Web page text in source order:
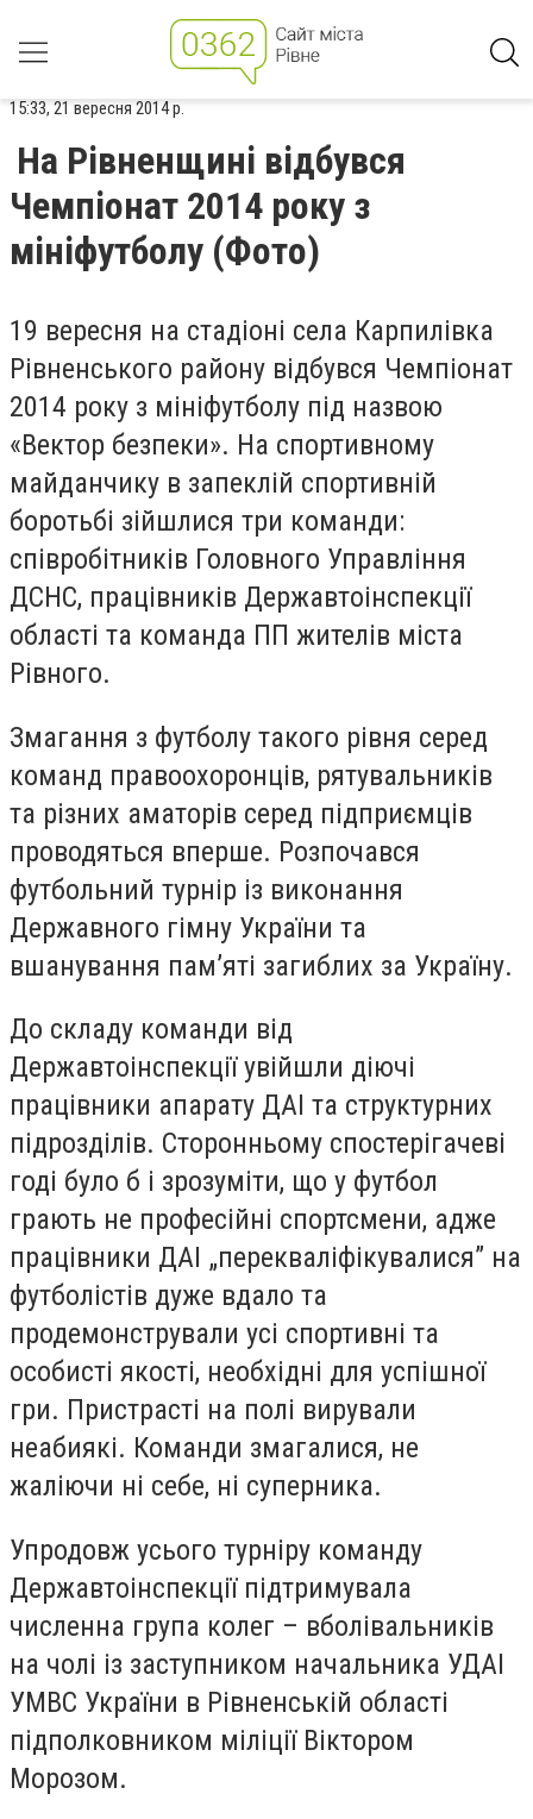
15:33, 21 вересня 2014 р.
На Рівненщині відбувся
Чемпіонат 2014 року з
мініфутболу (Фото)
19 вересня на стадіоні села Карпилівка
Рівненського району відбувся Чемпіонат
2014 року з мініфутболу під назвою
«Вектор безпеки». На спортивному
майданчику в запеклій спортивній
боротьбі зійшлися три команди:
співробітників Головного Управління
ДСНС, працівників Державтоінспекції
області та команда ПП жителів міста
Рівного.
Змагання з футболу такого рівня серед
команд правоохоронців, рятувальників
та різних аматорів серед підприємців
проводяться вперше. Розпочався
футбольний турнір із виконання
Державного гімну України та
вшанування пам’яті загиблих за Україну.
До складу команди від
Державтоінспекції увійшли діючі
працівники апарату ДАІ та структурних
підрозділів. Сторонньому спостерігачеві
годі було б і зрозуміти, що у футбол
грають не професійні спортсмени, адже
працівники ДАІ „перекваліфікувалися” на
футболістів дуже вдало та
продемонстрували усі спортивні та
особисті якості, необхідні для успішної
гри. Пристрасті на полі вирували
неабиякі. Команди змагалися, не
жаліючи ні себе, ні суперника.
Упродовж усього турніру команду
Державтоінспекції підтримувала
численна група колег – вболівальників
на чолі із заступником начальника УДАІ
УМВС України в Рівненській області
підполковником міліції Віктором
Морозом.